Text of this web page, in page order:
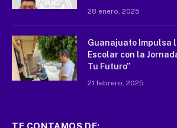
28 enero, 2025
Guanajuato Impulsa
Escolar con la
Tu Futuro”
21 febrero, 2025
TE CONTAMOS DE: